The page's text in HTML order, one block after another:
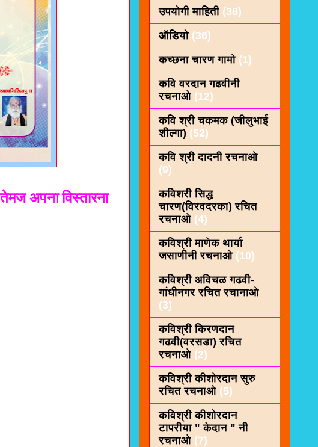
अपना विस्तारना
उपयोगी माहिती (38)
ऑडियो (36)
कच्छना चारण गामो (1)
कवि वरदान गढवीनी
रचनाओ (12)
कवि श्री चकमक (जीलुभाई
शील्गा) (52)
कवि श्री दादनी रचनाओ
(9)
कविशरी सिद्ध
चारण(विरवदरका) रचित
रचनाओ (4)
कविश्री माणेक थार्या
जसाणीनी रचनाओ (10)
कविश्री अविचळ गढवी-
गांधीनगर रचित रचानाओ
(3)
कविश्री किरणदान
गढवी(वरसडा) रचित
रचनाओ (2)
कविश्री कीशाेरदान सुरु
रचित रचनाओ (5)
कविश्री कीशोरदान
टापरीया " केदान " नी
रचनाओ (7)